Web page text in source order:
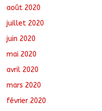
août 2020
juillet 2020
juin 2020
mai 2020
avril 2020
mars 2020
février 2020